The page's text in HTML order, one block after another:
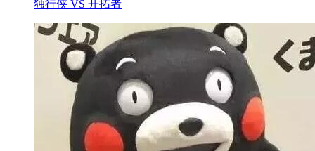
独行侠 VS 开拓者